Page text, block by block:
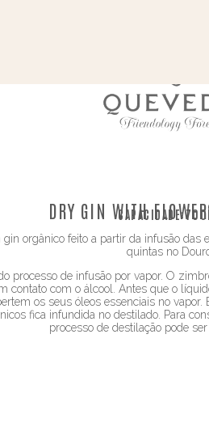
DRY GIN WITHCAPACIDADE:
orgânico feito a partir da infusão das
quintas no
processo de infusão por vapor. O
contato com o álcool. Antes que o
os seus óleos essenciais no
fica infundida no destilado. Para
processo de destilação pode